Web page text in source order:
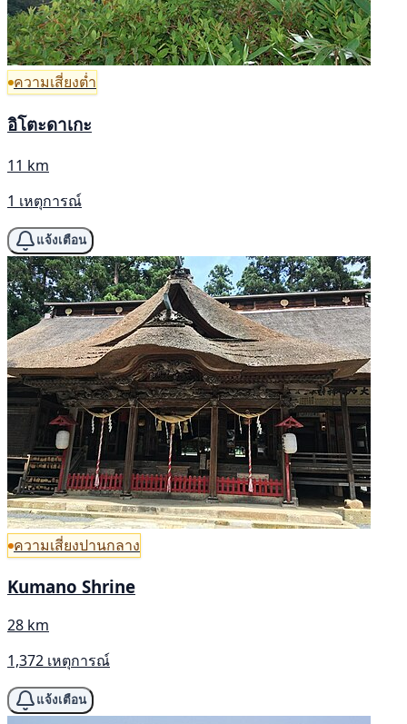
ความเสี่ยงต่ำ
อิโตะดาเกะ
11 km
1 เหตุการณ์
แจ้งเตือน
ความเสี่ยงปานกลาง
Kumano Shrine
28 km
1,372 เหตุการณ์
แจ้งเตือน